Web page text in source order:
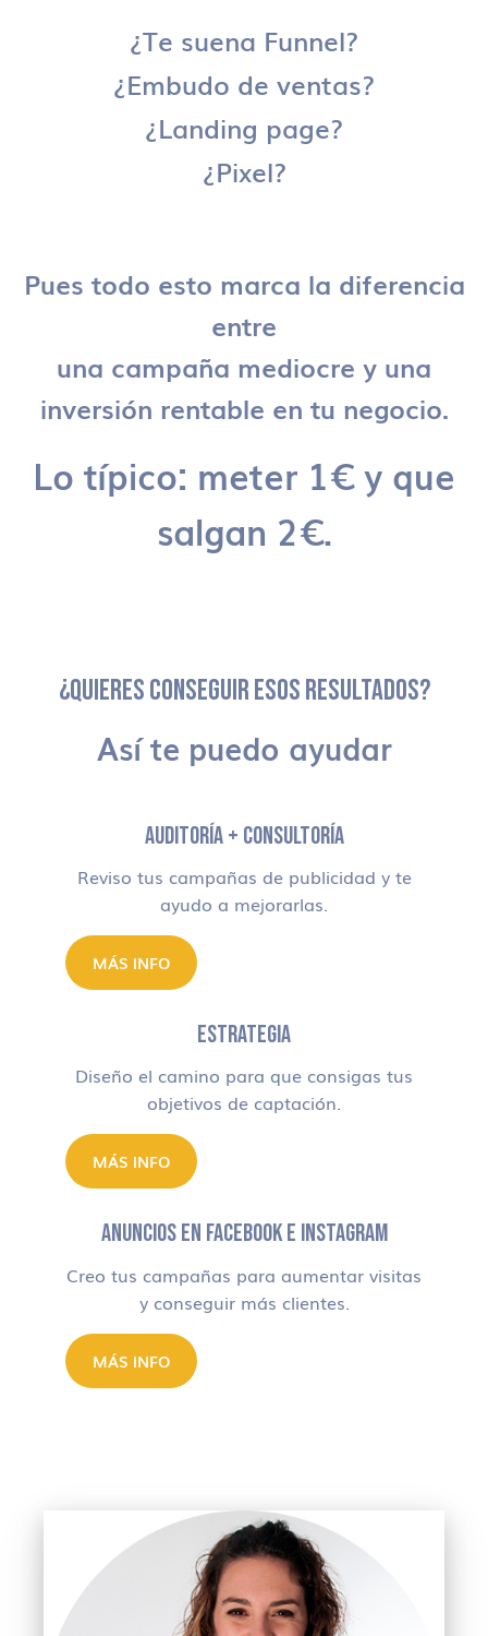
¿Te suena Funnel?
¿Embudo de ventas?
¿Landing page?
¿Pixel?
Pues todo esto marca la diferencia
entre
una campaña mediocre y una
inversión rentable en tu negocio.
Lo típico: meter 1€ y que
salgan 2€.
¿QUIERES CONSEGUIR ESOS RESULTADOS?
Así te puedo ayudar
AUDITORÍA + CONSULTORÍA
Reviso tus campañas de publicidad y te
ayudo a mejorarlas.
MÁS INFO
ESTRATEGIA
Diseño el camino para que consigas tus
objetivos de captación.
MÁS INFO
ANUNCIOS EN FACEBOOK E INSTAGRAM
Creo tus campañas para aumentar visitas
y conseguir más clientes.
MÁS INFO